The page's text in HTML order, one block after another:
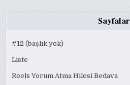
Sayfalar
#12 (başlık yok)
Liste
Reels Yorum Atma Hilesi Bedava